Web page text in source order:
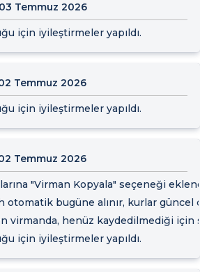
03 Temmuz 2026
için iyileştirmeler yapıldı.
Temmuz 2026
için iyileştirmeler yapıldı.
Temmuz 2026
"Virman Kopyala" seçeneği
otomatik bugüne alınır, kurlar
virmanda, henüz kaydedilmediği
için iyileştirmeler yapıldı.